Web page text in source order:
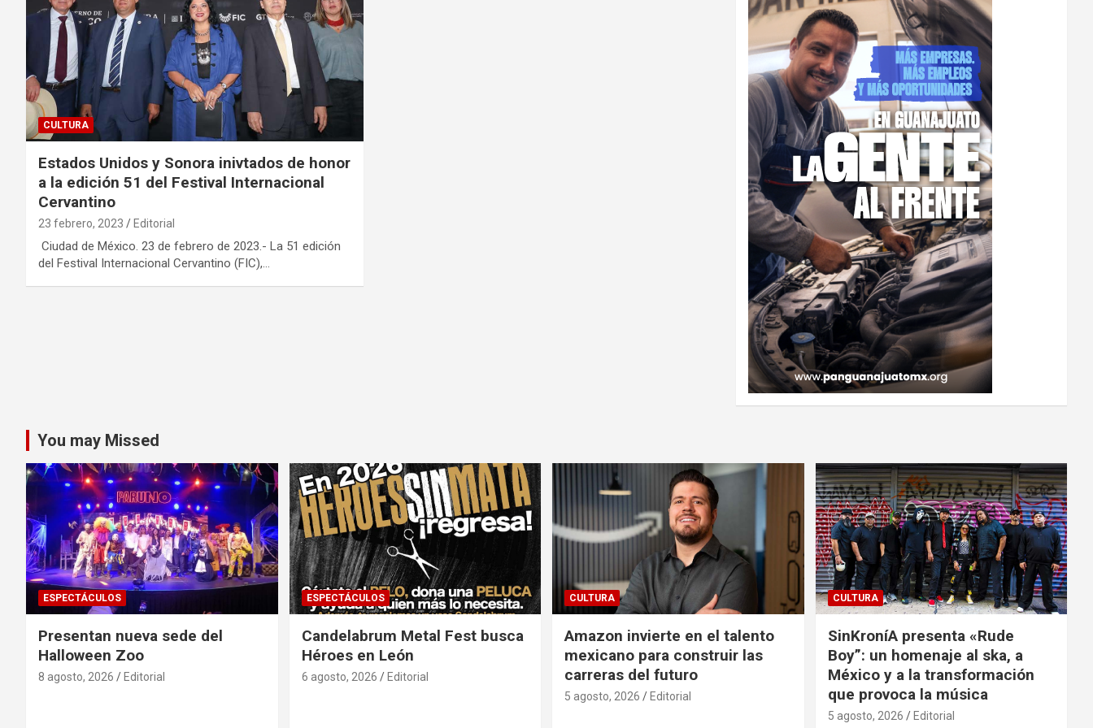
CULTURA
Estados Unidos y Sonora inivtados de honor
a la edición 51 del Festival Internacional
Cervantino
23 febrero, 2023 Editorial
Ciudad de México. 23 de febrero de 2023.- La 51 edición
del Festival Internacional Cervantino (FIC),…
You may Missed
ESPECTÁCULOS
Presentan nueva sede del
Halloween Zoo
8 agosto, 2026 Editorial
ESPECTÁCULOS
Candelabrum Metal Fest busca
Héroes en León
6 agosto, 2026 Editorial
CULTURA
Amazon invierte en el talento
mexicano para construir las
carreras del futuro
5 agosto, 2026 Editorial
CULTURA
SinKroníA presenta «Rude
Boy”: un homenaje al ska, a
México y a la transformación
que provoca la música
5 agosto, 2026 Editorial